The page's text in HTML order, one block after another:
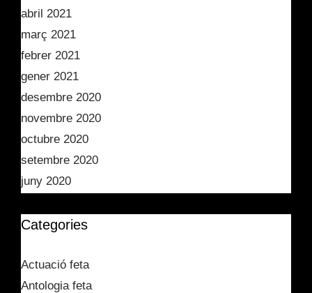
abril 2021
març 2021
febrer 2021
gener 2021
desembre 2020
novembre 2020
octubre 2020
setembre 2020
juny 2020
Categories
Actuació feta
Antologia feta